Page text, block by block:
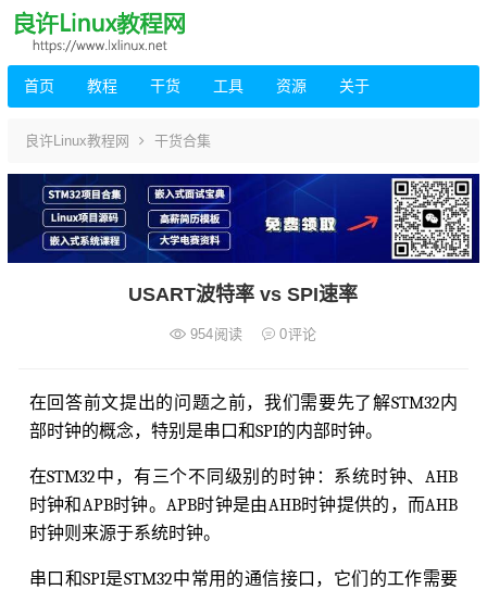
首页 教程 干货 工具 资源 关于
良许Linux教程网 干货合集
USART波特率 vs SPI速率
954阅读 0评论
在回答前文提出的问题之前，我们需要先了解STM32内
部时钟的概念，特别是串口和SPI的内部时钟。
在STM32中，有三个不同级别的时钟：系统时钟、AHB
时钟和APB时钟。APB时钟是由AHB时钟提供的，而AHB
时钟则来源于系统时钟。
串口和SPI是STM32中常用的通信接口，它们的工作需要